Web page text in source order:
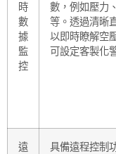
時
數
據
監
控
數，例如壓力
等。透過清晰
以即時瞭解空
可設定客製化
遠
具備遠程控制